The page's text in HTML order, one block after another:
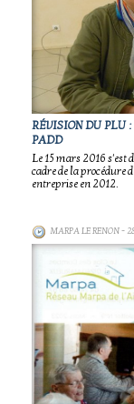
RÉVISION DU PLU
PADD
Le 15 mars 2016
cadre de la procédure
entreprise en 2012.
MARPA LE RENON-